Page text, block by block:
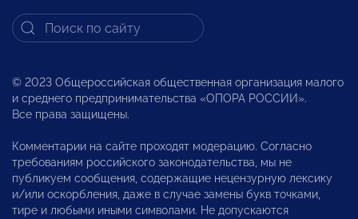
© 2023 Общероссийская общественная организация малого
и среднего предпринимательства «ОПОРА РОССИИ».
Все права защищены.
Комментарии на сайте проходят модерацию. Согласно
требованиям российского законодательства, мы не
публикуем сообщения, содержащие нецензурную лексику
и/или оскорбления, даже в случае замены букв точками,
тире и любыми иными символами. Не допускаются